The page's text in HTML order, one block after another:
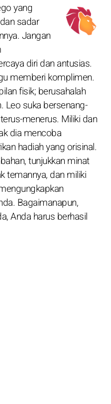
yang
sadar
Jangan
diri dan antusias.
memberi komplimen.
fisik; berusahalah
Leo suka bersenang-
menerus. Miliki dan
dia mencoba
hadiah yang orisinal.
tunjukkan minat
temannya, dan miliki
Bagaimanapun,
Anda harus berhasil